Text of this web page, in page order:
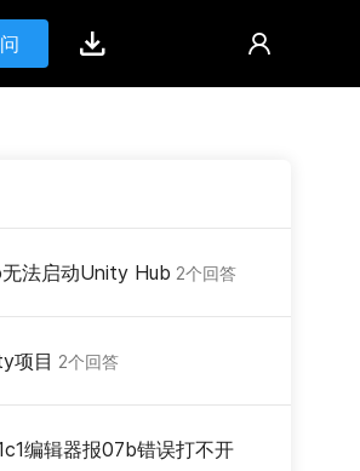
法启动Unity Hub 2个回答
项目 2个回答
编辑器报07b错误打不开